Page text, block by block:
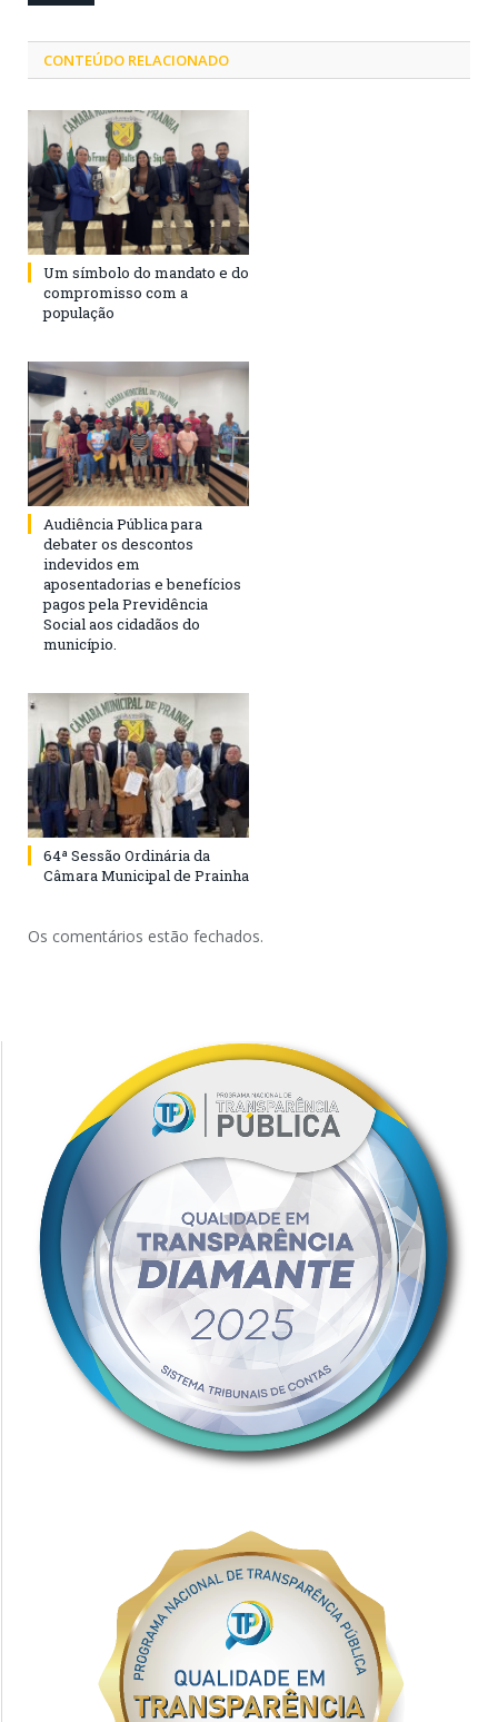
CONTEÚDO RELACIONADO
Um símbolo do mandato e do
compromisso com a
população
Audiência Pública para
debater os descontos
indevidos em
aposentadorias e benefícios
pagos pela Previdência
Social aos cidadãos do
município.
64ª Sessão Ordinária da
Câmara Municipal de Prainha
Os comentários estão fechados.